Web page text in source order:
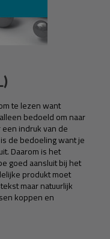
te lezen want
bedoeld om naar
indruk van de
de bedoeling want je
Daarom is het
goed aansluit bij het
produkt moet
maar natuurlijk
koppen en